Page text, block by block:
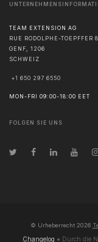
TEAM EXTENSION AG
RUE RODOLPHE-TOEPFFER
GENF, 1206
SCHWEIZ
+1 650 297 6550
MON-FRI 09:00-18:00 EET
FOLGEN SIE UNS
© Urheberrecht 2026
Changelog ● Durch die